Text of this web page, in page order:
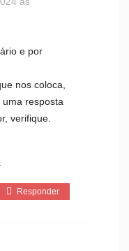
e por
nos coloca,
resposta
verifique.
Responder